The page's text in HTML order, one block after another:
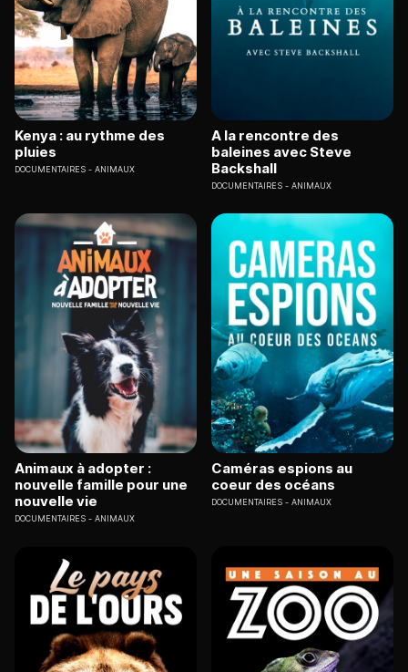
Kenya : au rythme des
pluies
DOCUMENTAIRES ANIMAUX
A la rencontre des
baleines avec Steve
Backshall
DOCUMENTAIRES ANIMAUX
Animaux à adopter :
nouvelle famille pour une
nouvelle vie
DOCUMENTAIRES ANIMAUX
Caméras espions au
coeur des océans
DOCUMENTAIRES ANIMAUX